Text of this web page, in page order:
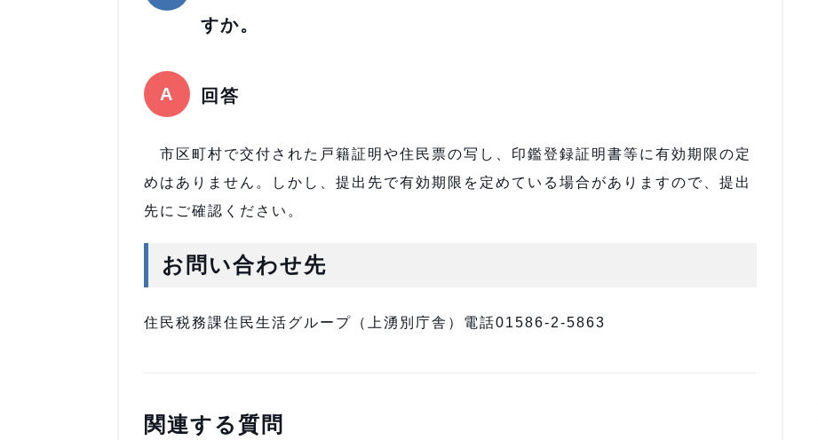
すか。
回答
市区町村で交付された戸籍証明や住民票の写し、印鑑登録証明書等に有効期限の定
めはありません。しかし、提出先で有効期限を定めている場合がありますので、提出
先にご確認ください。
お問い合わせ先
住民税務課住民生活グループ（上湧別庁舎）電話01586-2-5863
関連する質問